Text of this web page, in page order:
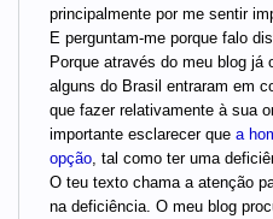
principalmente por me sentir
E perguntam-me porque falo
Porque através do meu blog já
alguns do Brasil entraram em
que fazer relativamente à sua
importante esclarecer que a
opção , tal como ter uma
O teu texto chama a atenção
na deficiência. O meu blog